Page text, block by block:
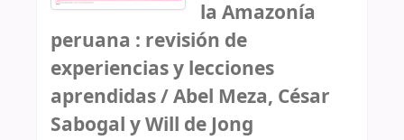
la Amazonía
peruana : revisión de
experiencias y lecciones
aprendidas /Abel Meza, César
Sabogal y Will de Jong